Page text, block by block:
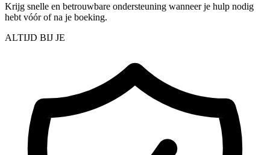
Krijg snelle en betrouwbare ondersteuning wanneer je hulp nodig
hebt vóór of na je boeking.
ALTIJD BIJ JE